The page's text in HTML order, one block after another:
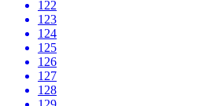
122
123
124
125
126
127
128